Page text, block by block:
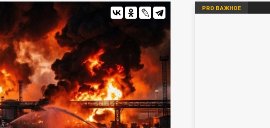
PRO ВАЖНОЕ